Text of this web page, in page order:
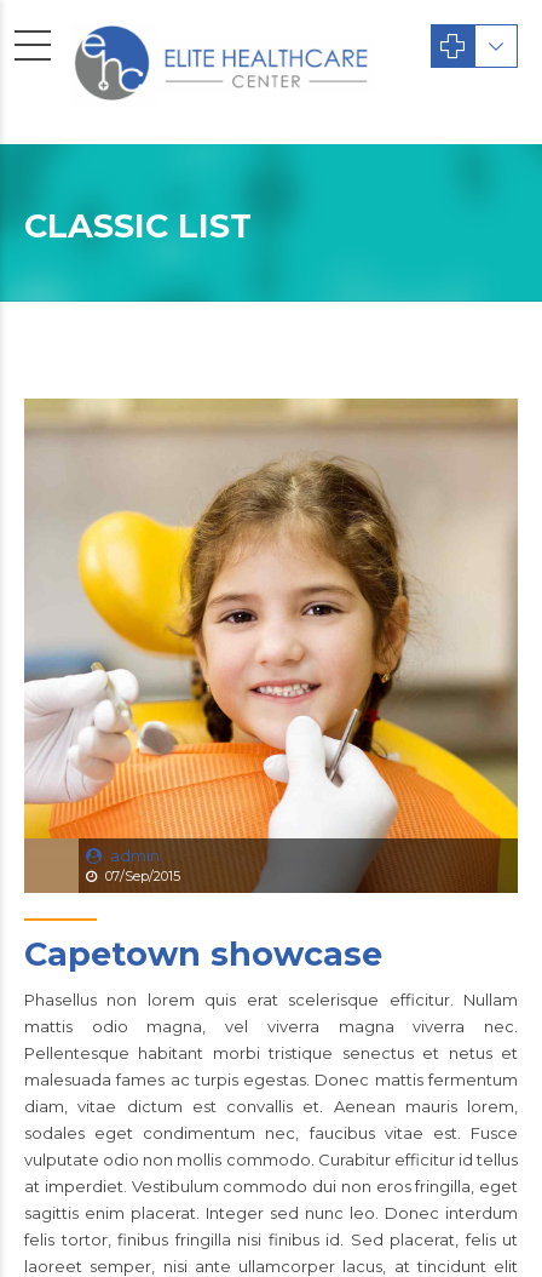
CLASSIC LIST
admin
07/Sep/2015
Capetown showcase
Phasellus non lorem quis erat scelerisque efficitur. Nullam
mattis odio magna, vel viverra magna viverra nec.
Pellentesque habitant morbi tristique senectus et netus et
malesuada fames ac turpis egestas. Donec mattis fermentum
diam, vitae dictum est convallis et. Aenean mauris lorem,
sodales eget condimentum nec, faucibus vitae est. Fusce
vulputate odio non mollis commodo. Curabitur efficitur id tellus
at imperdiet. Vestibulum commodo dui non eros fringilla, eget
sagittis enim placerat. Integer sed nunc leo. Donec interdum
felis tortor, finibus fringilla nisi finibus id. Sed placerat, felis ut
laoreet semper, nisi ante ullamcorper lacus, at tincidunt elit